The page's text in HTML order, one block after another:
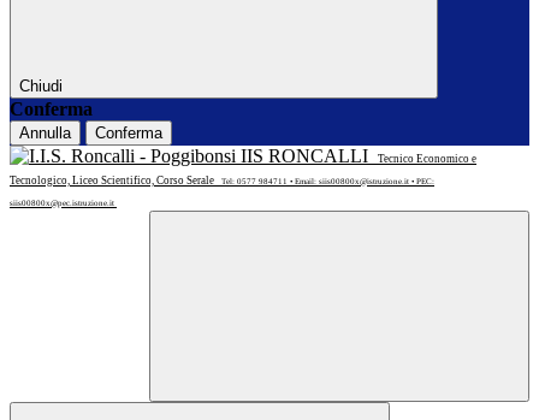
Chiudi
Conferma
Annulla Conferma
IIS RONCALLI
Tecnico Economico e
Tecnologico, Liceo Scientifico, Corso Serale
Tel: 0577 984711 • Email: siis00800x@istruzione.it • PEC:
siis00800x@pec.istruzione.it